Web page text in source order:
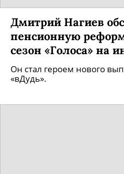
Дмитрий Нагиев
пенсионную
сезон «Голоса» на
Он стал героем нового
«вДудь».